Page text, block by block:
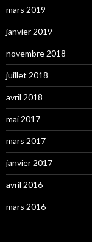
mars 2019
janvier 2019
novembre 2018
juillet 2018
avril 2018
mai 2017
mars 2017
janvier 2017
avril 2016
mars 2016